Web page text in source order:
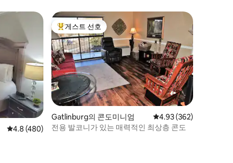
평점 4.8점(5점 만점), 후기 480개
4.8 (480)
상위 게스트 선호
게스트 선호
Gatlinburg의 콘도미니엄 평점 4.93점(5점 만점),
4.93 (362)
전용 발코니가 있는 매력적인 최상층 콘도